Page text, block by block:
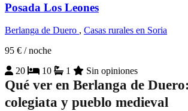
Posada Los Leones
Berlanga de Duero , Casas rurales en Soria
95 € / noche
20
10 1 Sin opiniones
Qué ver en Berlanga de
colegiata y pueblo medieval